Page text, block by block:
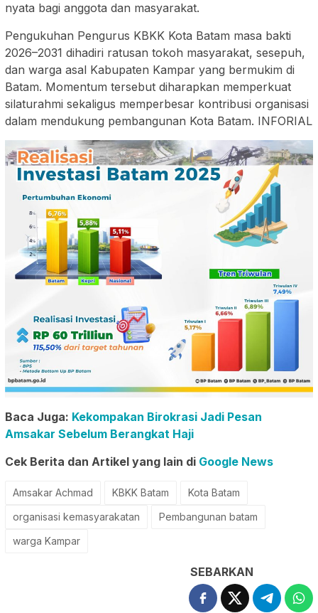
nyata bagi anggota dan masyarakat.
Pengukuhan Pengurus KBKK Kota Batam masa bakti
2026–2031 dihadiri ratusan tokoh masyarakat, sesepuh,
dan warga asal Kabupaten Kampar yang bermukim di
Batam. Momentum tersebut diharapkan memperkuat
silaturahmi sekaligus memperbesar kontribusi organisasi
dalam mendukung pembangunan Kota Batam. INFORIAL
Baca Juga: Kekompakan Birokrasi Jadi Pesan
Amsakar Sebelum Berangkat Haji
Cek Berita dan Artikel yang lain di Google News
Amsakar Achmad KBKK Batam
Kota Batam
organisasi kemasyarakatan
Pembangunan batam
warga Kampar
SEBARKAN